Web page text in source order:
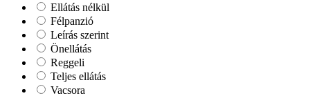
Ellátás nélkül
Félpanzió
Leírás szerint
Önellátás
Reggeli
Teljes ellátás
Vacsora